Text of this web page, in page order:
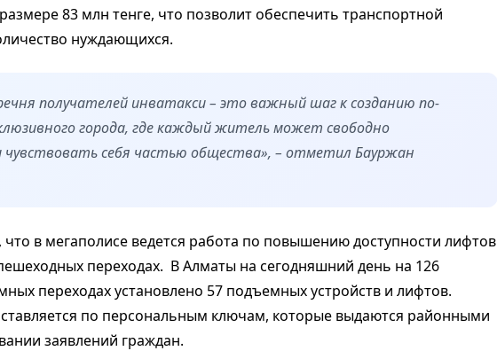
83 млн тенге, что позволит обеспечить транспортной
нуждающихся.
получателей инватакси – это важный шаг к созданию по-
города, где каждый житель может свободно
чувствовать себя частью общества», – отметил Бауржан
что в мегаполисе ведется работа по повышению доступности лифтов
переходах. В Алматы на сегодняшний день на 126
переходах установлено 57 подъемных устройств и лифтов.
по персональным ключам, которые выдаются районными
заявлений граждан.